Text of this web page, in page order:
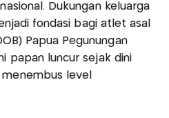
Dukungan keluarga
fondasi bagi atlet asal
Papua Pegunungan
papan luncur sejak dini
level